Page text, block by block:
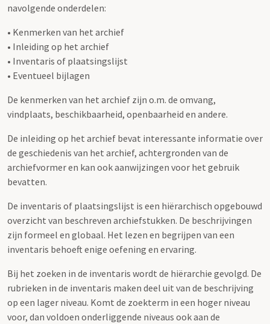
navolgende onderdelen:
• Kenmerken van het archief
• Inleiding op het archief
• Inventaris of plaatsingslijst
• Eventueel bijlagen
De kenmerken van het archief zijn o.m. de omvang,
vindplaats, beschikbaarheid, openbaarheid en andere.
De inleiding op het archief bevat interessante informatie over
de geschiedenis van het archief, achtergronden van de
archiefvormer en kan ook aanwijzingen voor het gebruik
bevatten.
De inventaris of plaatsingslijst is een hiërarchisch opgebouwd
overzicht van beschreven archiefstukken. De beschrijvingen
zijn formeel en globaal. Het lezen en begrijpen van een
inventaris behoeft enige oefening en ervaring.
Bij het zoeken in de inventaris wordt de hiërarchie gevolgd. De
rubrieken in de inventaris maken deel uit van de beschrijving
op een lager niveau. Komt de zoekterm in een hoger niveau
voor, dan voldoen onderliggende niveaus ook aan de